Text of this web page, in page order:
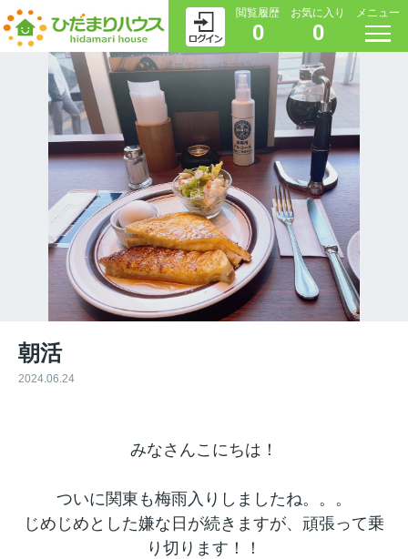
閲覧履歴
0
お気に入り
0
メニュー
朝活
2024.06.24
みなさんこにちは！
ついに関東も梅雨入りしましたね。。。
じめじめとした嫌な日が続きますが、頑張って乗
り切ります！！